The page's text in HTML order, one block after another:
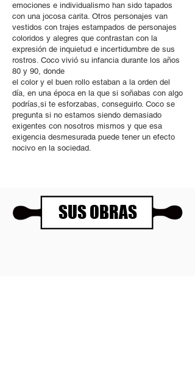
emociones e individualismo han sido tapados
con una jocosa carita. Otros personajes van
vestidos con trajes estampados de personajes
coloridos y alegres que contrastan con la
expresión de inquietud e incertidumbre de sus
rostros. Coco vivió su infancia durante los años
80 y 90, donde
el color y el buen rollo estaban a la orden del
día, en una época en la que si soñabas con algo
podrías,si te esforzabas, conseguirlo. Coco se
pregunta si no estamos siendo demasiado
exigentes con nosotros mismos y que esa
exigencia desmesurada puede tener un efecto
nocivo en la sociedad.
SUS OBRAS